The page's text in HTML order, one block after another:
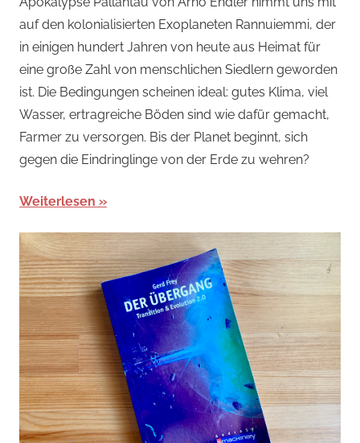
auf den kolonialisierten Exoplaneten Rannuiemmi, der
in einigen hundert Jahren von heute aus Heimat für
eine große Zahl von menschlichen Siedlern geworden
ist. Die Bedingungen scheinen ideal: gutes Klima, viel
Wasser, ertragreiche Böden sind wie dafür gemacht,
Farmer zu versorgen. Bis der Planet beginnt, sich
gegen die Eindringlinge von der Erde zu wehren?
Weiterlesen